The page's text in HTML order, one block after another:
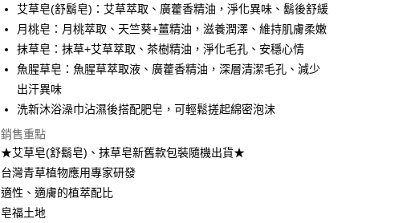
大哥付你分期
相關說明
【大哥付你分期使用說明】
1.本服務由台灣大哥大提供，台灣大哥大用戶可立即使用無須另外申請。
2.付款方式選擇「大哥付你分期」，訂單成立後會自動跳轉到大哥付的交易
完成交易。
3.實際核准額度、可分期數及費用金額請依後續交易確認頁面所載為準。
消。如遇「轉專審核」未通過狀況，表示未達大哥付你分期系統評分，恕
無法說明評估內容。
【繳款方式說明】
1.分期款項不併入電信帳單，「大哥付你分期」於每月結算日後寄送繳費提
醒簡訊。
AFTEE先享後付
相關說明
【關於「AFTEE先享後付」】
AFTEE先享後付是「在收到商品之後才付款」的支付方式。 讓您購物簡單
便利好安心！
１．簡單：不需註冊會員、不需綁卡、不需儲值。
２．便利：只要手機號碼，簡訊認證，即可結帳。
３．安心：先確認商品／服務後，再付款。
【「AFTEE先享後付」結帳流程】
１．於結帳方式選擇「AFTEE先享後付」後，將跳轉至「AFTEE先享後
ATM付款
運送方式
⭕超取僅提供付款後全家取貨
每筆NT$100，滿NT$1,000(含以上)免運費
艾草皂(舒鬍皂)：艾草萃取、廣藿香精油，淨化異味、鬍後舒緩
月桃皂：月桃萃取、天竺葵+薑精油，滋養潤澤、維持肌膚柔嫩
抹草皂：抹草+艾草萃取、茶樹精油，淨化毛孔、安穩心情
魚腥草皂：魚腥草萃取液、廣藿香精油，深層清潔毛孔、減少
出汗異味
洗新沐浴澡巾沾濕後搭配肥皂，可輕鬆搓起綿密泡沫
銷售重點
★艾草皂(舒鬍皂)、抹草皂新舊款包裝隨機出貨★
台灣青草植物應用專家研發
適性、適膚的植萃配比
皂福土地